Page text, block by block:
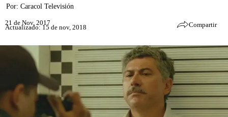
Por: Caracol Televisión
21 de Nov, 2017
Actualizado: 15 de nov, 2018 Compartir